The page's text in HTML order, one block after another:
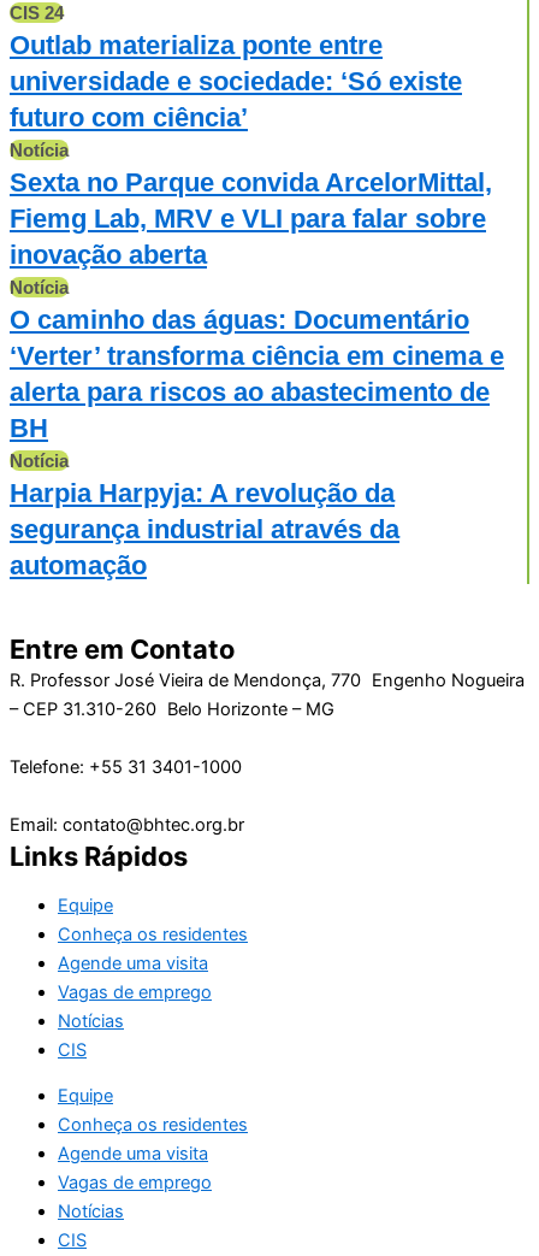
CIS 24
Outlab materializa ponte entre
universidade e sociedade: ‘Só existe
futuro com ciência’
Notícia
Sexta no Parque convida ArcelorMittal,
Fiemg Lab, MRV e VLI para falar sobre
inovação aberta
Notícia
O caminho das águas: Documentário
‘Verter’ transforma ciência em cinema e
alerta para riscos ao abastecimento de
BH
Notícia
Harpia Harpyja: A revolução da
segurança industrial através da
automação
Entre em Contato
R. Professor José Vieira de Mendonça, 770 Engenho Nogueira
– CEP 31.310-260 Belo Horizonte – MG
Telefone: +55 31 3401-1000
Email: contato@bhtec.org.br
Links Rápidos
Equipe
Conheça os residentes
Agende uma visita
Vagas de emprego
Notícias
CIS
Equipe
Conheça os residentes
Agende uma visita
Vagas de emprego
Notícias
CIS